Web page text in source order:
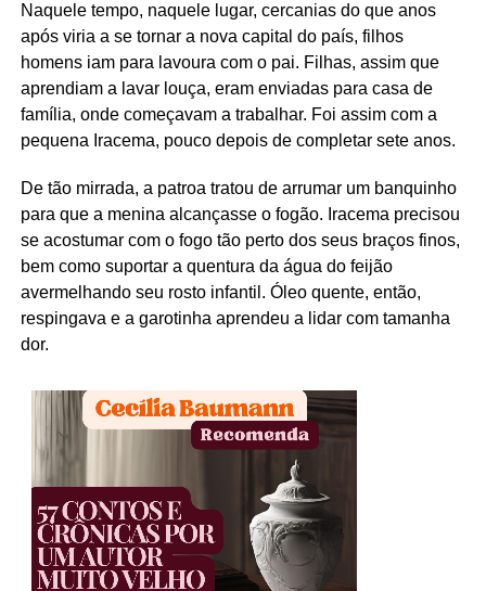
Naquele tempo, naquele lugar, cercanias do que anos
após viria a se tornar a nova capital do país, filhos
homens iam para lavoura com o pai. Filhas, assim que
aprendiam a lavar louça, eram enviadas para casa de
família, onde começavam a trabalhar. Foi assim com a
pequena Iracema, pouco depois de completar sete anos.
De tão mirrada, a patroa tratou de arrumar um banquinho
para que a menina alcançasse o fogão. Iracema precisou
se acostumar com o fogo tão perto dos seus braços finos,
bem como suportar a quentura da água do feijão
avermelhando seu rosto infantil. Óleo quente, então,
respingava e a garotinha aprendeu a lidar com tamanha
dor.